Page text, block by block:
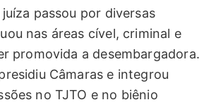
passou por diversas
nas áreas cível, criminal e
promovida a desembargadora.
Câmaras e integrou
no TJTO e no biênio